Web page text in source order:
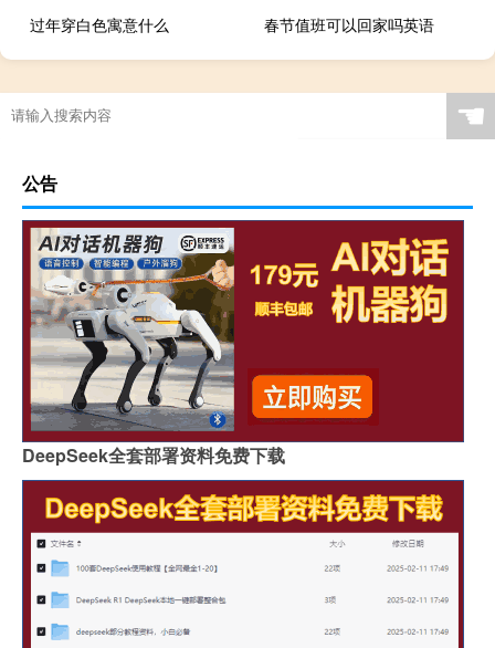
过年穿白色寓意什么 春节值班可以回家吗英语
☚
公告
DeepSeek全套部署资料免费下载